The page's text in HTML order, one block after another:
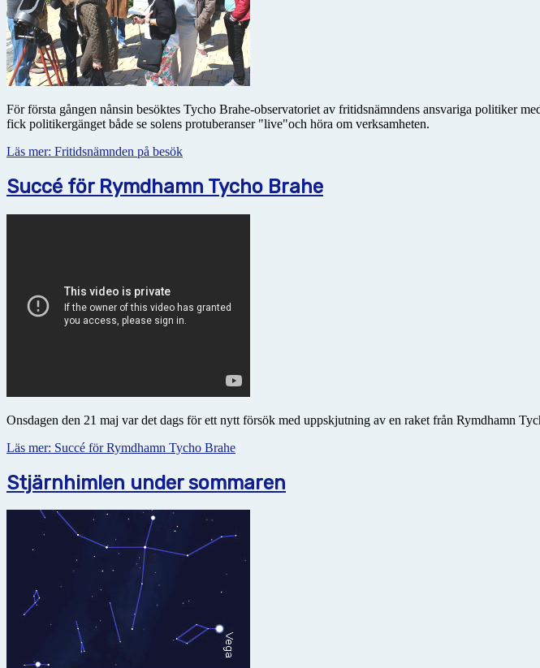
För första gången nånsin besöktes Tycho Brahe-observatoriet av fritidsnämndens ansvariga politiker
fick politikergänget både se solens protuberanser "live"och höra om verksamheten.
Läs mer: Fritidsnämnden på besök
Succé för Rymdhamn Tycho Brahe
Onsdagen den 21 maj var det dags för ett nytt försök med uppskjutning av en raket från Rymdhamn
Läs mer: Succé för Rymdhamn Tycho Brahe
Stjärnhimlen under sommaren